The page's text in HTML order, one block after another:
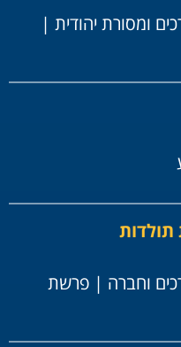
ומסורת יהודית |
תולדות
וחברה | פרשת